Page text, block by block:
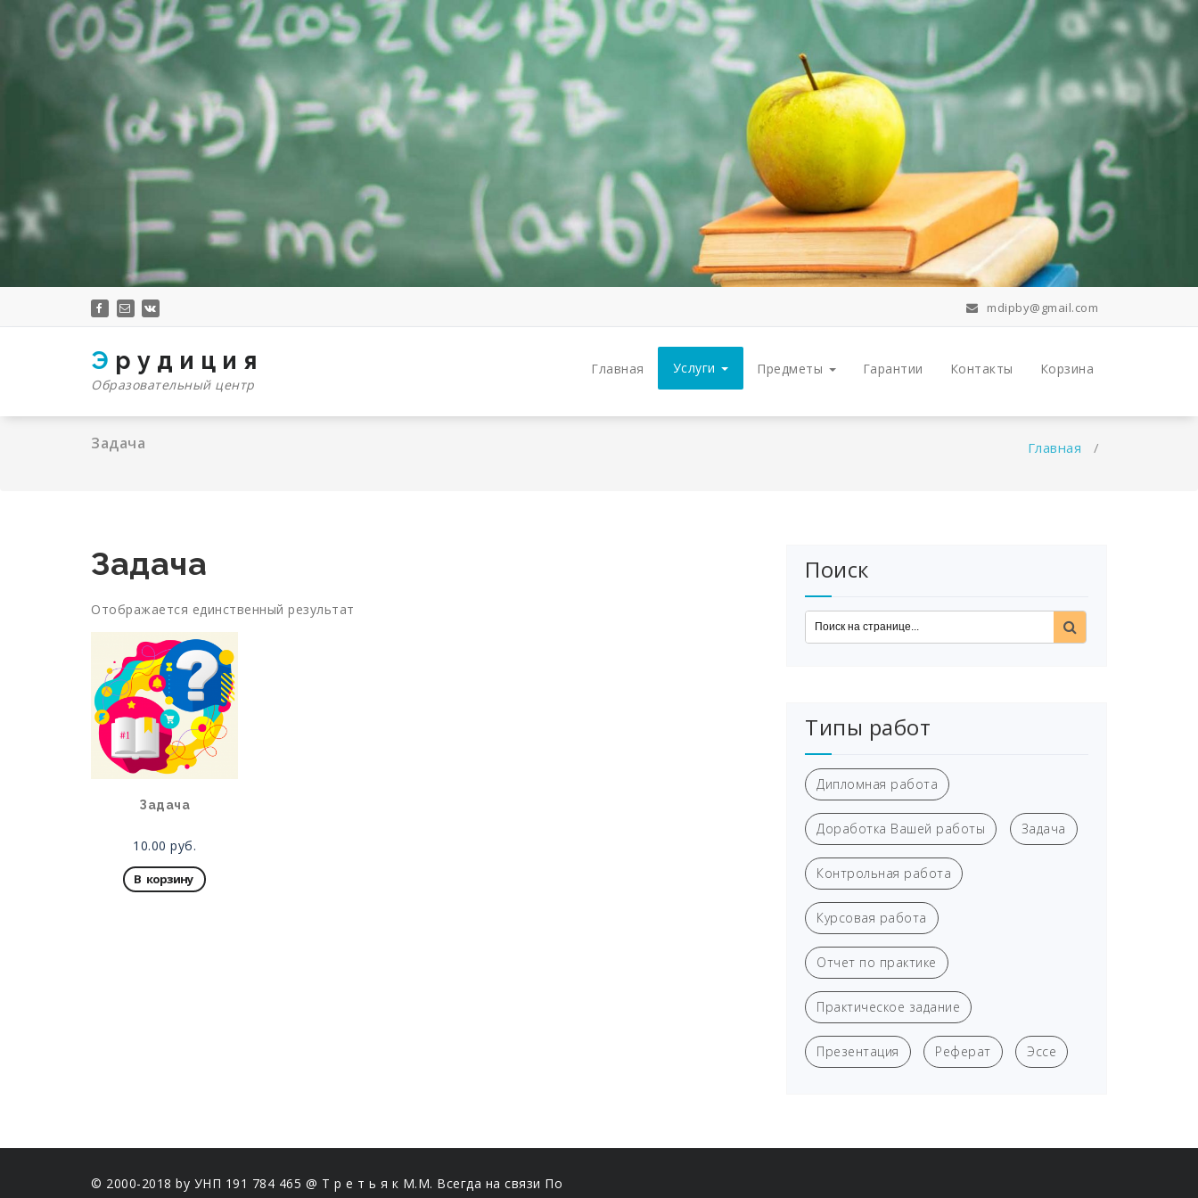
Перейти
содержимому
mdipby@gmail.com
Э р у д и ц и я
Образовательный центр
Главная Услуги Предметы Гарантии Контакты Корзина
Задача Главная /
Задача
Отображается единственный результат
Задача
10.00руб.
В корзину
Поиск
Типы работ
Дипломная работа
Доработка Вашей работы Задача
Контрольная работа
Курсовая работа
Отчет по практике
Практическое задание
Презентация Реферат Эссе
© 2000-2018 by УНП 191 784 465 @ Т р е т ь я к М.М. Всегда на связи По